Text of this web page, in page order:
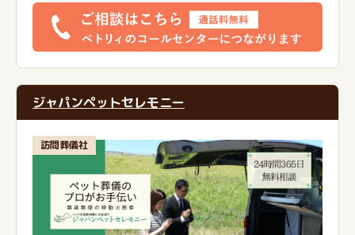
ジャパンペットセレモニー
訪問葬儀社